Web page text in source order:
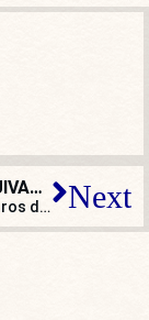
ARTICLE SUIVANT
Les 29.000 euros de maquillage pour le candidat Macron ne posent pas problème Next